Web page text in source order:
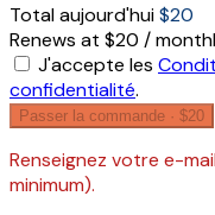
Total aujourd'hui$20
Renews at $20 /
J'accepte les
confidentialité.
Passer la commande · $20
Renseignez votre e-
minimum).